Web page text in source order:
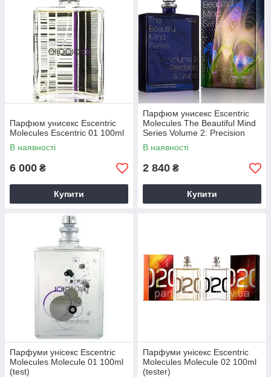
Парфюм унисекс Escentric
Molecules Escentric 01 100ml
В наявності
6 000 ₴
Купити
Парфюм унисекс Escentric
Molecules The Beautiful Mind
Series Volume 2: Precision
and Grace 100ml(test)
В наявності
2 840 ₴
Купити
Парфуми унісекс Escentric
Molecules Molecule 01 100ml
(test)
Парфуми унісекс Escentric
Molecules Molecule 02 100ml
(tester)